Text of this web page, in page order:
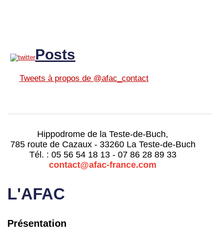
Posts
Tweets à propos de @afac_contact
L'AFAC
Présentation
Hippodrome de la Teste-de-Buch,
785 route de Cazaux - 33260 La Teste-de-Buch
Tél. : 05 56 54 18 13 - 07 86 28 89 33
contact@afac-france.com